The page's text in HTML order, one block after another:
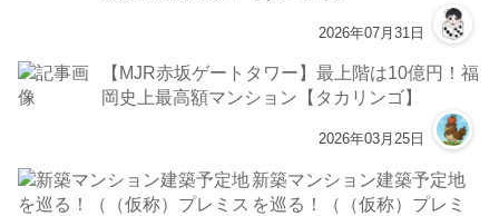
2026年07月31日
【MJR赤坂ゲートタワー】最上階は10億円！福
岡史上最高額マンション【タカリンゴ】
2026年03月25日
新築マンション建築予定地
を巡る！（（仮称）プレミ